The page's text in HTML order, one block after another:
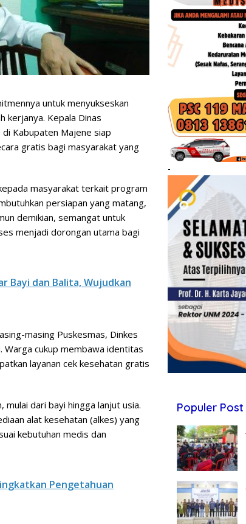
untuk menyukseskan
kerjanya. Kepala Dinas
Kabupaten Majene siap
gratis bagi masyarakat yang
masyarakat terkait program
persiapan yang matang,
demikian, semangat untuk
menjadi dorongan utama bagi
Bayi dan Balita, Wujudkan
masing Puskesmas, Dinkes
Warga cukup membawa identitas
layanan cek kesehatan gratis
mulai dari bayi hingga lanjut usia.
alat kesehatan (alkes) yang
kebutuhan medis dan
Pengetahuan
-
Populer Post